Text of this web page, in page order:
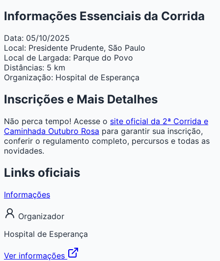
Informações Essenciais da Corrida
Data: 05/10/2025
Local: Presidente Prudente, São Paulo
Local de Largada: Parque do Povo
Distâncias: 5 km
Organização: Hospital de Esperança
Inscrições e Mais Detalhes
Não perca tempo! Acesse o site oficial da 2ª Corrida e
Caminhada Outubro Rosa para garantir sua inscrição,
conferir o regulamento completo, percursos e todas as
novidades.
Links oficiais
Informações
Organizador
Hospital de Esperança
Ver informações